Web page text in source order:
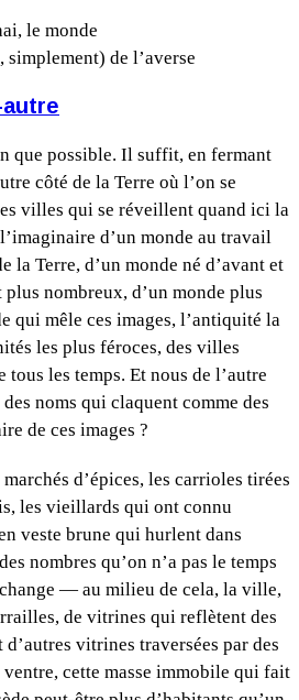
le monde
de l’averse
que possible. Il suffit, en fermant
côté de la Terre où l’on se
villes qui se réveillent quand ici la
d’un monde au travail
la Terre, d’un monde né d’avant et
nombreux, d’un monde plus
qui mêle ces images, l’antiquité la
les plus féroces, des villes
tous les temps. Et nous de l’autre
noms qui claquent comme des
de ces images ?
d’épices, les carrioles tirées
les vieillards qui ont connu
veste brune qui hurlent dans
nombres qu’on n’a pas le temps
— au milieu de cela, la ville,
de vitrines qui reflètent des
vitrines traversées par des
ventre, cette masse immobile qui fait